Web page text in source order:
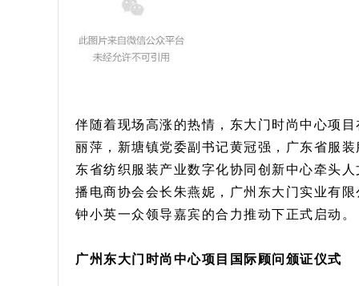
伴随着现场高涨的热情，东大门时尚中心项
丽萍，新塘镇党委副书记黄冠强，广东省服
东省纺织服装产业数字化协同创新中心牵头
播电商协会会长朱燕妮，广州东大门实业有
钟小英一众领导嘉宾的合力推动下正式启动。
广州东大门时尚中心项目国际顾问颁证仪式